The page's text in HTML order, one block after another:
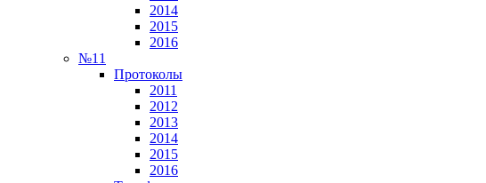
2014
2015
2016
№11
Протоколы
2011
2012
2013
2014
2015
2016